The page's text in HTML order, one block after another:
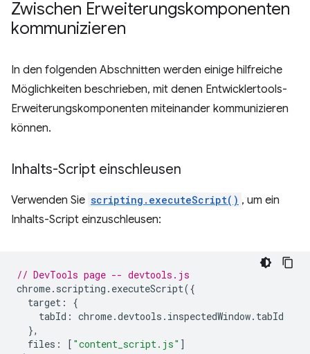
Zwischen Erweiterungskomponenten
kommunizieren
In den folgenden Abschnitten werden einige hilfreiche
Möglichkeiten beschrieben, mit denen Entwicklertools-
Erweiterungskomponenten miteinander kommunizieren
können.
Inhalts-Script einschleusen
Verwenden Sie scripting.executeScript() , um ein
Inhalts-Script einzuschleusen:
// DevTools page -- devtools.js
chrome. scripting . executeScript({
target :
{
tabId : chrome.devtools . inspectedWindow. tabId
},
files : [ "content_script.js" ]